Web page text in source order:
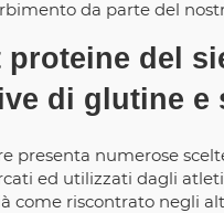
da parte del
proteine del
di glutine e
presenta numerose
ed utilizzati dagli
come riscontrato negli